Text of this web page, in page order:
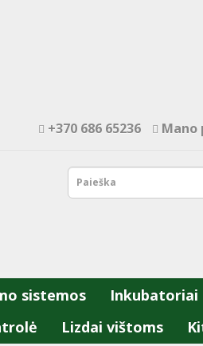
+370 686 65236 Mano
sistemos Inkubatoriai
Lizdai vištoms